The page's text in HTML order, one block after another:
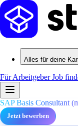
Alles für deine
Für ArbeitgeberJob
SAP Basis Consultant
Jetzt bewerben